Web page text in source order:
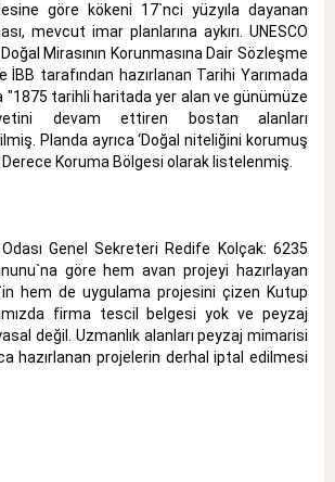
göre kökeni 17`nci yüzyıla dayanan
mevcut imar planlarına aykırı. UNESCO
Mirasının Korunmasına Dair Sözleşme
İBB tarafından hazırlanan Tarihi Yarımada
"1875 tarihli haritada yer alan ve günümüze
devam ettiren bostan alanları
Planda ayrıca ‘Doğal niteliğini korumuş
Derece Koruma Bölgesi olarak listelenmiş.
Genel Sekreteri Redife Kolçak: 6235
göre hem avan projeyi hazırlayan
hem de uygulama projesini çizen Kutup
firma tescil belgesi yok ve peyzaj
değil. Uzmanlık alanları peyzaj mimarisi
hazırlanan projelerin derhal iptal edilmesi